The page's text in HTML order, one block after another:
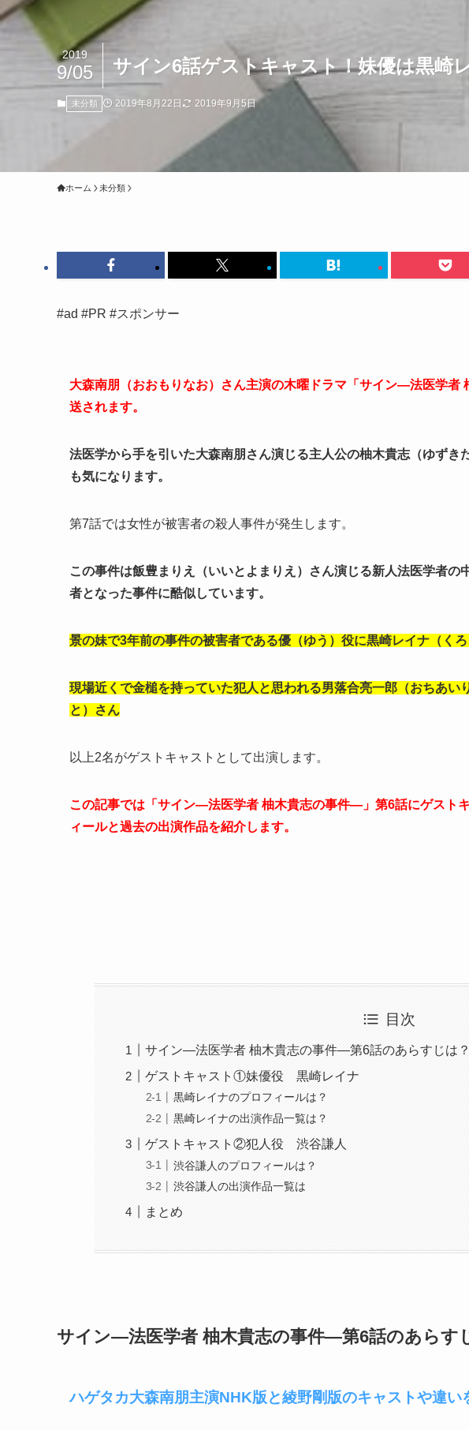
サイン6話ゲストキャスト！妹優は黒崎
2019
9/05
未分類 2019年8月22日 2019年9月5日
ホーム 未分類
#ad #PR #スポンサー
大森南朋（おおもりなお）さん主演の木曜ドラマ「サイン―法医学
送されます。
法医学から手を引いた大森南朋さん演じる主人公の柚木貴志（ゆずき
も気になります。
第7話では女性が被害者の殺人事件が発生します。
この事件は飯豊まりえ（いいとよまりえ）さん演じる新人法医学者
者となった事件に酷似しています。
景の妹で3年前の事件の被害者である優（ゆう）役に黒崎レイナ（く
現場近くで金槌を持っていた犯人と思われる男落合亮一郎（おちあい
と）さん
以上2名がゲストキャストとして出演します。
この記事では「サイン―法医学者 柚木貴志の事件―」第6話にゲスト
ィールと過去の出演作品を紹介します。
目次
サイン―法医学者 柚木貴志の事件―第6話のあらすじは？
ゲストキャスト①妹優役 黒崎レイナ
黒崎レイナのプロフィールは？
黒崎レイナの出演作品一覧は？
ゲストキャスト②犯人役 渋谷謙人
渋谷謙人のプロフィールは？
渋谷謙人の出演作品一覧は
まとめ
サイン―法医学者 柚木貴志の事件―第6話のあらす
ハゲタカ大森南朋主演NHK版と綾野剛版のキャストや違い